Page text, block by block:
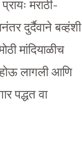
मराठी-
दुर्दैवाने बव्हंशी
मांदियाळीच
होऊ लागली आणि
पद्धत वा